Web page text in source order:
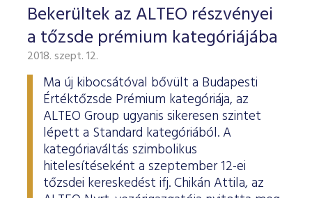
Bekerültek az ALTEO részvényei
a tőzsde prémium kategóriájába
2018. szept. 12.
Ma új kibocsátóval bővült a Budapesti
Értéktőzsde Prémium kategóriája, az
ALTEO Group ugyanis sikeresen szintet
lépett a Standard kategóriából. A
kategóriaváltás szimbolikus
hitelesítéseként a szeptember 12-ei
tőzsdei kereskedést ifj. Chikán Attila, az